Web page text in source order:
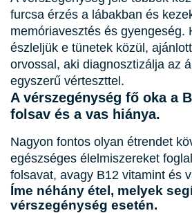
furcsa érzés a lábakban és
memóriavesztés és gyengeség.
észleljük e tünetek közül,
orvossal, aki diagnosztizálja az
egyszerű vérteszttel.
A vérszegénység fő oka a
folsav és a vas hiánya.
Nagyon fontos olyan étrendet
egészséges élelmiszereket
folsavat, avagy B12 vitamint és
Íme néhány étel, melyek
vérszegénység esetén.